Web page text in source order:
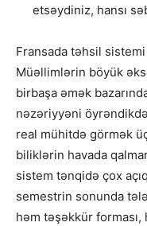
etsəydiniz, hansı
Fransada təhsil
Müəllimlərin böyük
birbaşa əmək
nəzəriyyəni
real mühitdə görmək
biliklərin havada
sistem tənqidə çox
semestrin sonunda
həm təşəkkür